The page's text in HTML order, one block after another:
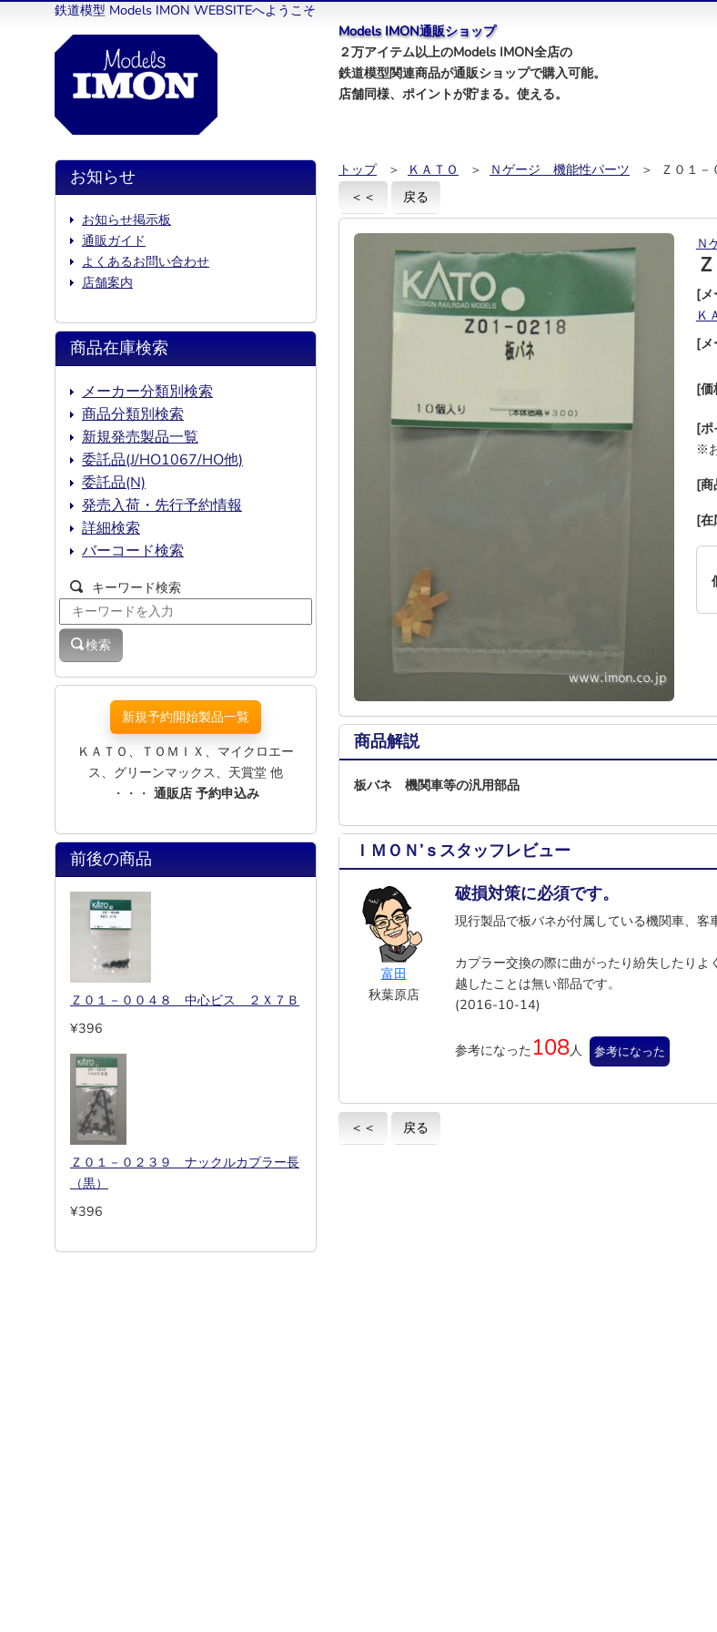
鉄道模型 Models IMON WEBSITEへようこそ
Models IMON通販ショップ
２万アイテム以上のModels IMON全店の
鉄道模型関連商品が通販ショップで購入可能。
店舗同様、ポイントが貯まる。使える。
トップ ＞ ＫＡＴＯ ＞ Ｎゲージ 機能性パーツ
＞ Ｚ０１
＜＜
戻る
Ｎ
[メ
Ｋ
[メ
[価
[ポ
※
[商
[在
商品解説
板バネ 機関車等の汎用部品
ＩＭＯＮ’ｓスタッフレビュー
富田
秋葉原店
破損対策に必須です。
現行製品で板バネが付属している機関車、客
カプラー交換の際に曲がったり紛失したり
越したことは無い部品です。
(2016-10-14)
参考になった 108人 参考になった
＜＜ 戻る
お知らせ
お知らせ掲示板
通販ガイド
よくあるお問い合わせ
店舗案内
商品在庫検索
メーカー分類別検索
商品分類別検索
新規発売製品一覧
委託品(J/HO1067/HO他)
委託品(N)
発売入荷・先行予約情報
詳細検索
バーコード検索
キーワード検索
検索
新規予約開始製品一覧
ＫＡＴＯ、ＴＯＭＩＸ、マイクロエー
ス、グリーンマックス、天賞堂 他
・・・ 通販店 予約申込み
前後の商品
Ｚ０１－００４８ 中心ビス ２Ｘ７Ｂ
¥396
Ｚ０１－０２３９ ナックルカプラー長
（黒）
¥396